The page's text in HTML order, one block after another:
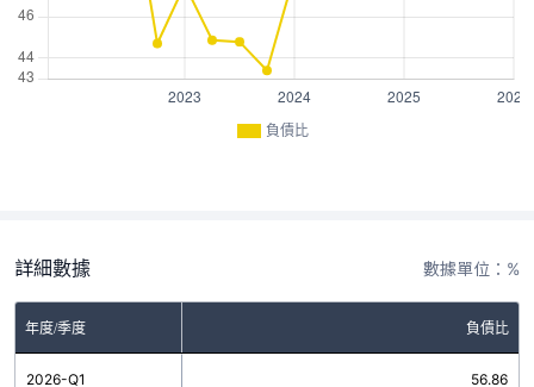
負債比
詳細數據 數據單位：%
年度/季度 負債比
2026-Q1 56.86